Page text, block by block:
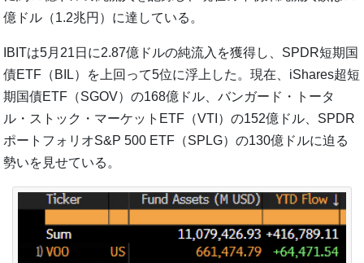
億ドル（1.2兆円）に達している。
IBITは5月21日に2.87億ドルの純流入を獲得し、SPDR短期国
債ETF（BIL）を上回って5位に浮上した。現在、iShares超短
期国債ETF（SGOV）の168億ドル、バンガード・トータ
ル・ストック・マーケットETF（VTI）の152億ドル、SPDR
ポートフォリオS&P 500 ETF（SPLG）の130億ドルに迫る
勢いを見せている。